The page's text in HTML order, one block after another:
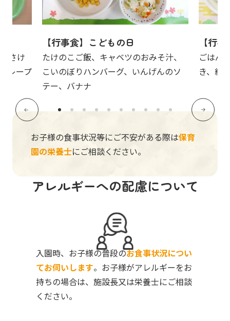
さけ
レープ
【行事食】こどもの日
たけのこご飯、キャベツのおみそ汁、
こいのぼりハンバーグ、いんげんのソ
テー、バナナ
【行
ごはん
き、紅
お子様の食事状況等にご不安がある際は保育
園の栄養士にご相談ください。
アレルギーへの配慮について
入園時、お子様の普段のお食事状況につい
てお伺いします。お子様がアレルギーをお
持ちの場合は、施設長又は栄養士にご相談
ください。